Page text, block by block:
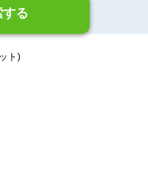
する
ト)